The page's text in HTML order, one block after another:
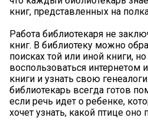
книг, представленных на
Работа библиотекаря не
книг. В библиотеку можно
поисках той или иной книги,
воспользоваться интернетом
книги и узнать свою
библиотекарь всегда готов
если речь идет о ребенке,
хочет узнать, какой птице оно